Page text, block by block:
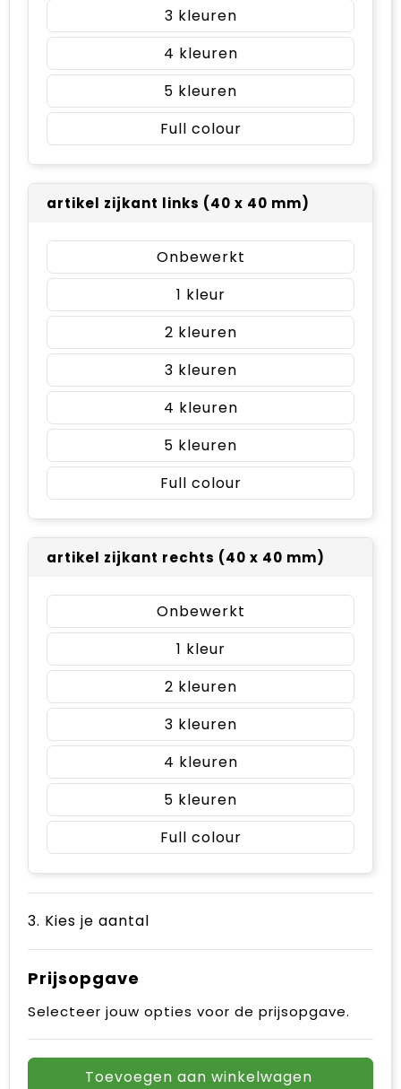
3
4
5
Full colour
artikel zijkant links (40 x 40 mm)
Onbewerkt
1
2
3
4
5
Full colour
artikel zijkant rechts (40 x 40 mm)
Onbewerkt
1
2
3
4
5
Full colour
3. Kies je aantal
Prijsopgave
Selecteer jouw opties voor de prijsopgave.
Toevoegen aan winkelwagen